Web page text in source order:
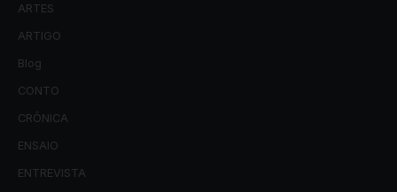
ARTES
ARTIGO
Blog
CONTO
CRÔNICA
ENSAIO
ENTREVISTA